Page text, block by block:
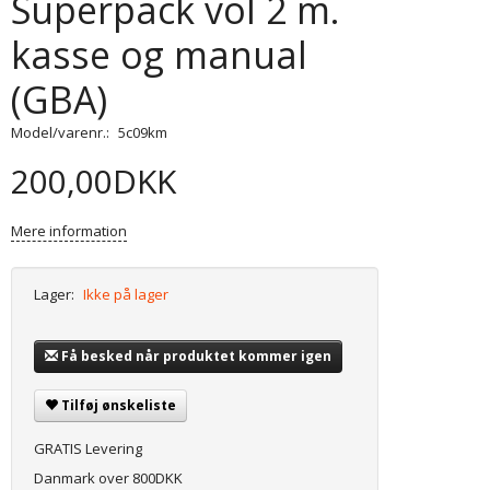
Superpack vol 2 m.
kasse og manual
(GBA)
Model/varenr.: 5c09km
200,00DKK
Mere information
Lager: Ikke på lager
Få besked når produktet kommer igen
Tilføj ønskeliste
GRATIS Levering
Danmark over 800DKK